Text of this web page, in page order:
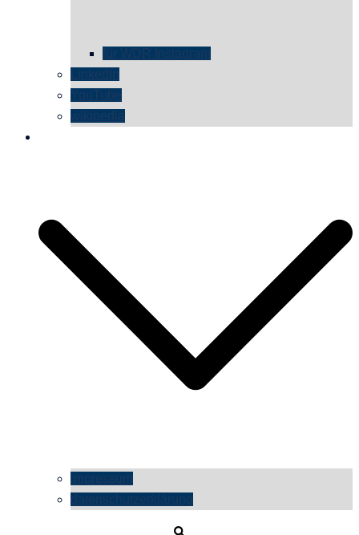
für WDR Instagram
LinkedIn
YouTube
wikipedia
impressum
datenschutzerklärung